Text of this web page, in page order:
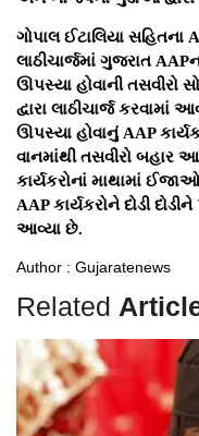
ગોપાલ ઈટાલિયા સહિતના
લાઠીચાર્જમાં ગુજરાત
ઊપસ્યા હોવાની તસવીરો
દ્વારા લાઠીચાર્જ કરવામાં
ઊપસ્યા હોવાનું AAP
વાનમાંથી તસવીરો બહાર
કાર્યકરોનાં માથામાં
AAP કાર્યકરોને દોડી
આવ્યા છે.
Author : Gujaratenews
Related